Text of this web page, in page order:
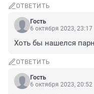
ОТВЕТИТЬ
Гость
6 октября 2023, 23:17
Хоть бы нашелся
ОТВЕТИТЬ
Гость
6 октября 2023, 20:52